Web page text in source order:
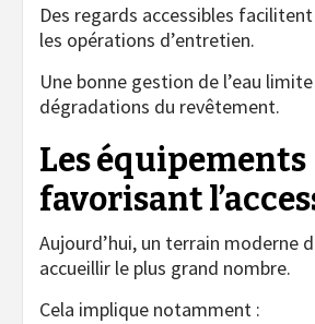
Des regards accessibles
les opérations d’entretien.
Une bonne gestion de l’eau
dégradations du revêtement.
Les équipements
favorisant
Aujourd’hui, un terrain moderne
accueillir le plus grand nombre.
Cela implique notamment :